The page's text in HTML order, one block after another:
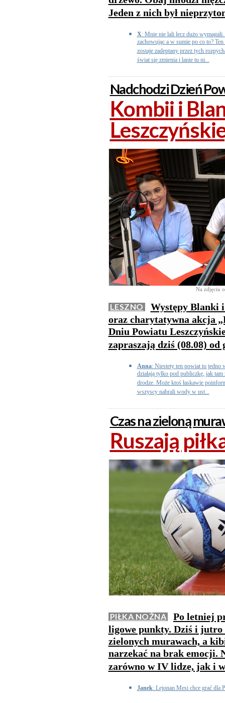
Jeden z nich był
X: Mnie nie lali lecz dużo wymagali.
zachowując a w sumie po co to?
zostaje zadeptany przez tych
świat się zmienia i lanie tu ni...
Nadchodzi Dzień
Kombii i
Na zdjęciu
LESZNO
Występy Blanki
oraz charytatywna akcja
Dniu Powiatu
zapraszają dziś (08.08) od
Anna: Niestety ten powiat to jedno
działają tylko pod publiczkę, jak
drodze. Może ktoś łaskawie
wszyscy nabrali wody w ust...
Czas na zieloną
Ruszają
PIŁKA NOŻNA
Po letniej
ligowe punkty. Dziś i jutro
zielonych murawach, a
narzekać na brak emocji.
zarówno w IV lidze, jak i
Janek: Lejonan Mesi chce grać dla